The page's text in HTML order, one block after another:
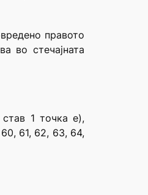
правото
во стечајната
1 точка е),
61, 62, 63, 64,